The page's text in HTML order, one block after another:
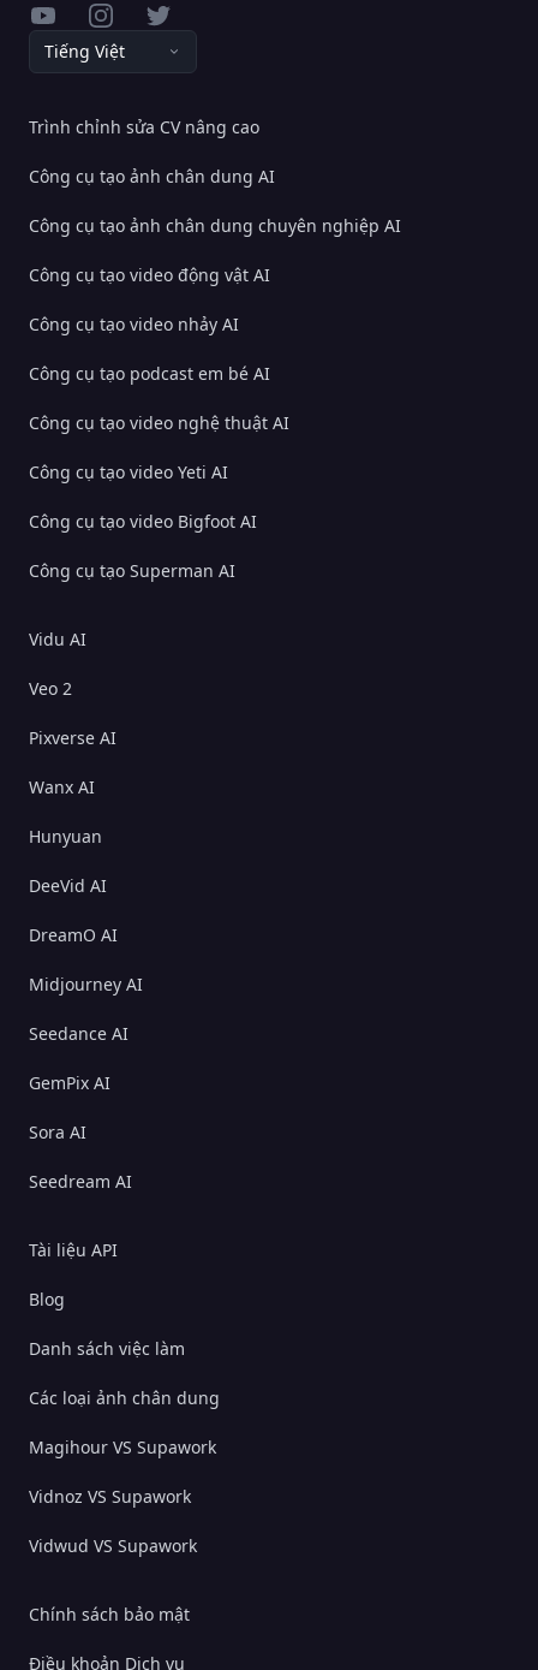
YouTubeInstagramTwitter
Tiếng Việt
Trình chỉnh sửa CV nâng cao
Công cụ tạo ảnh chân dung AI
Công cụ tạo ảnh chân dung chuyên nghiệp AI
Công cụ tạo video động vật AI
Công cụ tạo video nhảy AI
Công cụ tạo podcast em bé AI
Công cụ tạo video nghệ thuật AI
Công cụ tạo video Yeti AI
Công cụ tạo video Bigfoot AI
Công cụ tạo Superman AI
Vidu AI
Veo 2
Pixverse AI
Wanx AI
Hunyuan
DeeVid AI
DreamO AI
Midjourney AI
Seedance AI
GemPix AI
Sora AI
Seedream AI
Tài liệu API
Blog
Danh sách việc làm
Các loại ảnh chân dung
Magihour VS Supawork
Vidnoz VS Supawork
Vidwud VS Supawork
Chính sách bảo mật
Điều khoản Dịch vụ